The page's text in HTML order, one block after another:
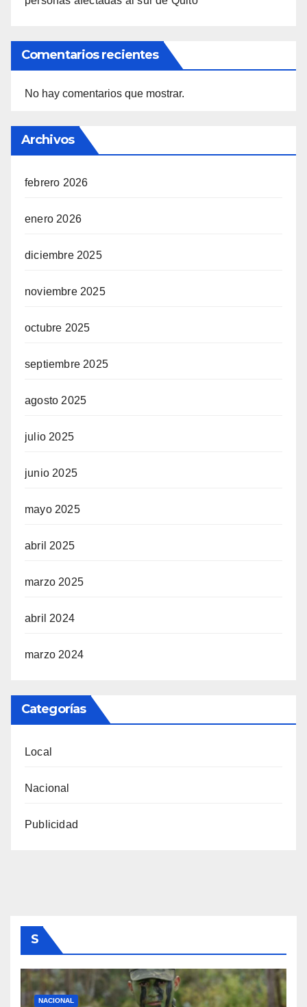
Comentarios recientes
No hay comentarios que mostrar.
Archivos
febrero 2026
enero 2026
diciembre 2025
noviembre 2025
octubre 2025
septiembre 2025
agosto 2025
julio 2025
junio 2025
mayo 2025
abril 2025
marzo 2025
abril 2024
marzo 2024
Categorías
Local
Nacional
Publicidad
S
NACIONAL